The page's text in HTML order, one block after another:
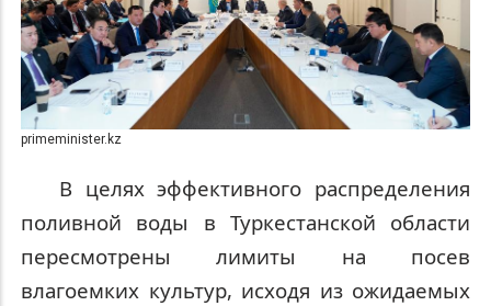
primeminister.kz
В целях эффективного распределения
поливной воды в Туркестанской области
пересмотрены лимиты на посев
влагоемких культур, исходя из ожидаемых